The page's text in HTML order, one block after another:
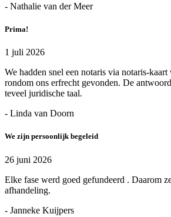
- Nathalie van der Meer
Prima!
1 juli 2026
We hadden snel een notaris via notaris-kaart
rondom ons erfrecht gevonden. De
teveel juridische taal.
- Linda van Doorn
We zijn persoonlijk begeleid
26 juni 2026
Elke fase werd goed gefundeerd . Daarom
afhandeling.
- Janneke Kuijpers